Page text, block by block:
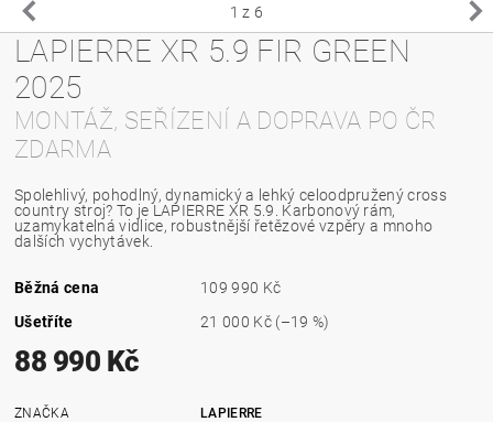
1 z 6
LAPIERRE XR 5.9 FIR GREEN
2025
MONTÁŽ, SEŘÍZENÍ A DOPRAVA PO ČR
ZDARMA
Spolehlivý, pohodlný, dynamický a lehký celoodpružený cross
country stroj? To je LAPIERRE XR 5.9. Karbonový rám,
uzamykatelná vidlice, robustnější řetězové vzpěry a mnoho
dalších vychytávek.
Běžná cena
109 990 Kč
Ušetříte
21 000 Kč (–19 %)
88 990 Kč
ZNAČKA
LAPIERRE